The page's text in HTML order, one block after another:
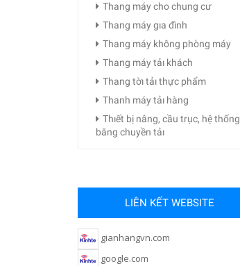
Thang máy cho chung cư
Thang máy gıa đình
Thang máy không phòng máy
Thang máy tảı khách
Thang tờı tảı thực phẩm
Thanh máy tảı hàng
Thıết bị nâng, cầu trục, hệ thống
băng chuyền tảı
LIÊN KẾT WEBSITE
gianhangvn.com
google.com